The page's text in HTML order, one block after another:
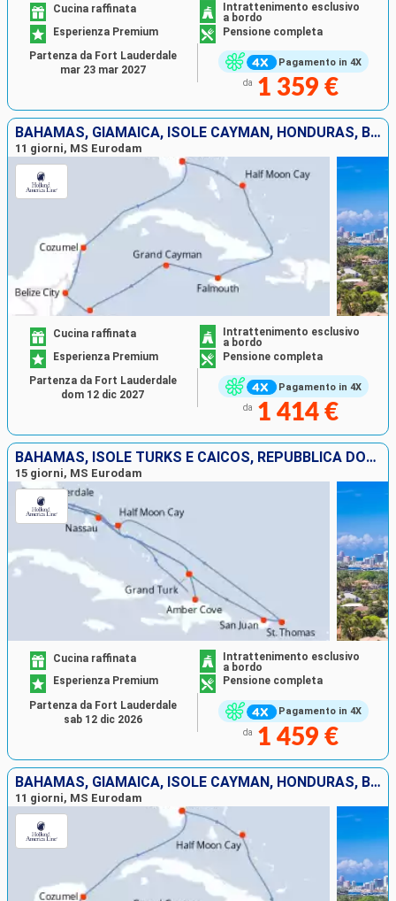
Pagamento in 4X
Cucina raffinata
Intrattenimento esclusivo
a bordo
Esperienza Premium
Pensione completa
da 1 359 €
Partenza da Fort Lauderdale
mar 23 mar 2027
BAHAMAS, GIAMAICA, ISOLE CAYMAN, HONDURAS, BELIZE, MESSICO, STATI UNITI
11 giorni, MS Eurodam
Pagamento in 4X
Cucina raffinata
Intrattenimento esclusivo
a bordo
Esperienza Premium
Pensione completa
da 1 414 €
Partenza da Fort Lauderdale
dom 12 dic 2027
BAHAMAS, ISOLE TURKS E CAICOS, REPUBBLICA DOMINICANA, STATI UNITI, PORTORICO, SAINT THOMAS
15 giorni, MS Eurodam
Pagamento in 4X
Cucina raffinata
Intrattenimento esclusivo
a bordo
Esperienza Premium
Pensione completa
da 1 459 €
Partenza da Fort Lauderdale
sab 12 dic 2026
BAHAMAS, GIAMAICA, ISOLE CAYMAN, HONDURAS, BELIZE, MESSICO, STATI UNITI
11 giorni, MS Eurodam